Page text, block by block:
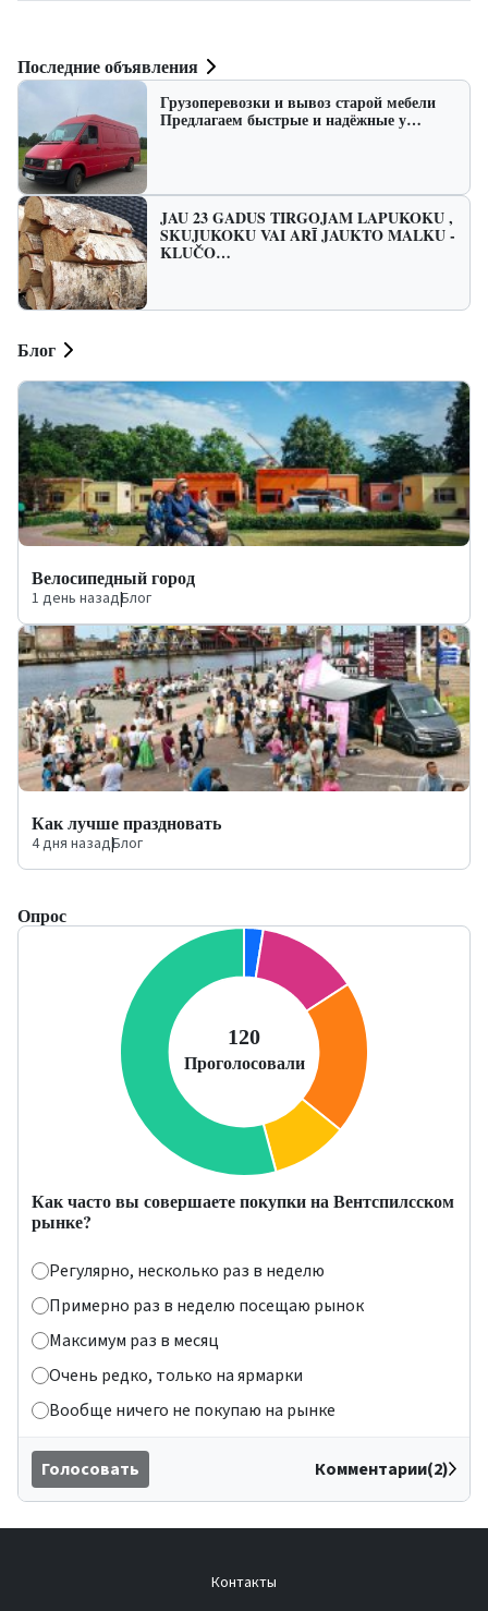
Последние объявления
Грузоперевозки и вывоз старой мебели
Предлагаем быстрые и надёжные у…
JAU 23 GADUS TIRGOJAM LAPUKOKU ,
SKUJUKOKU VAI ARĪ JAUKTO MALKU -
KLUČO…
Блог
Велосипедный город
1 день назад|Блог
Как лучше праздновать
4 дня назад|Блог
Опрос
Как часто вы совершаете покупки на Вентспилсском
рынке?
Регулярно, несколько раз в неделю
Примерно раз в неделю посещаю рынок
Максимум раз в месяц
Очень редко, только на ярмарки
Вообще ничего не покупаю на рынке
Голосовать Комментарии(2)
Контакты